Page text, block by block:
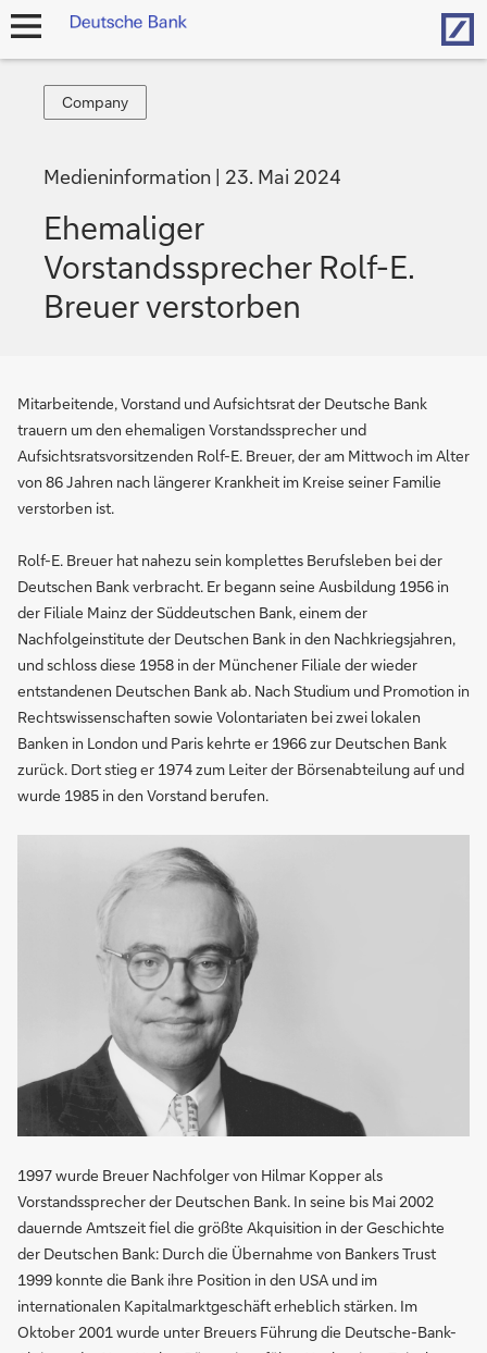
Navigation
Company
Company
Medieninformation 23. Mai 2024
Ehemaliger
Vorstandssprecher Rolf-E.
Breuer verstorben
Mitarbeitende, Vorstand und Aufsichtsrat der Deutsche Bank
trauern um den ehemaligen Vorstandssprecher und
Aufsichtsratsvorsitzenden Rolf-E. Breuer, der am Mittwoch im Alter
von 86 Jahren nach längerer Krankheit im Kreise seiner Familie
verstorben ist.
Rolf-E. Breuer hat nahezu sein komplettes Berufsleben bei der
Deutschen Bank verbracht. Er begann seine Ausbildung 1956 in
der Filiale Mainz der Süddeutschen Bank, einem der
Nachfolgeinstitute der Deutschen Bank in den Nachkriegsjahren,
und schloss diese 1958 in der Münchener Filiale der wieder
entstandenen Deutschen Bank ab. Nach Studium und Promotion in
Rechtswissenschaften sowie Volontariaten bei zwei lokalen
Banken in London und Paris kehrte er 1966 zur Deutschen Bank
zurück. Dort stieg er 1974 zum Leiter der Börsenabteilung auf und
wurde 1985 in den Vorstand berufen.
1997 wurde Breuer Nachfolger von Hilmar Kopper als
Vorstandssprecher der Deutschen Bank. In seine bis Mai 2002
dauernde Amtszeit fiel die größte Akquisition in der Geschichte
der Deutschen Bank: Durch die Übernahme von Bankers Trust
1999 konnte die Bank ihre Position in den USA und im
internationalen Kapitalmarktgeschäft erheblich stärken. Im
Oktober 2001 wurde unter Breuers Führung die Deutsche-Bank-